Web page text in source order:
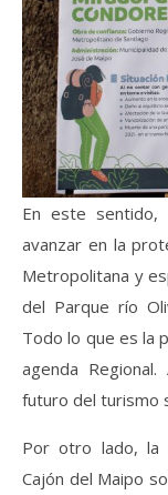
En este sentido,
avanzar en la
Metropolitana y
del Parque río
Todo lo que es la
agenda
futuro del turismo
Por otro lado, la
Cajón del Maipo